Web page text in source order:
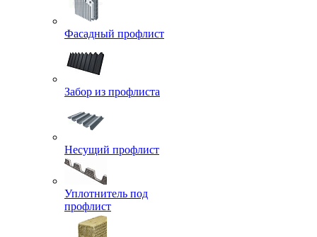
Фасадный профлист
Забор из профлиста
Несущий профлист
Уплотнитель под
профлист